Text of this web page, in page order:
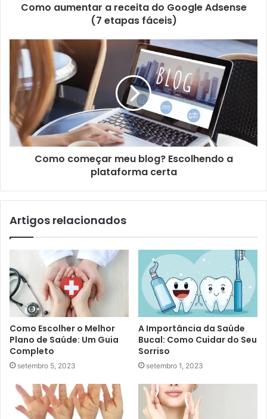
Como aumentar a receita do Google Adsense
(7 etapas fáceis)
Como começar meu blog? Escolhendo a
plataforma certa
Artigos relacionados
Como Escolher o Melhor
Plano de Saúde: Um Guia
Completo
setembro 5, 2023
A Importância da Saúde
Bucal: Como Cuidar do Seu
Sorriso
setembro 1, 2023